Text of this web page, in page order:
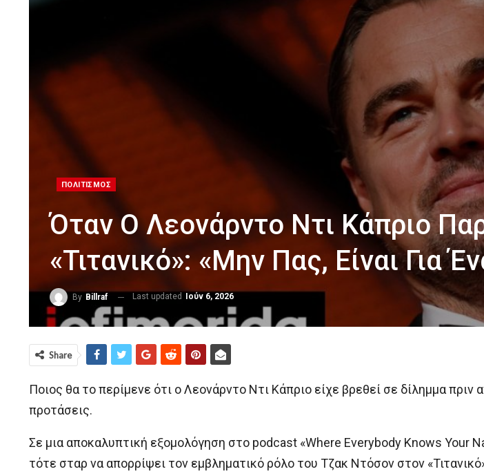
ΠΟΛΙΤΙΣΜΟΣ
Όταν Ο Λεονάρντο Ντι Κάπριο
«Τιτανικό»: «Μην Πας, Είναι Για
By Billraf Last updated Ιούν 6, 2026
Share
Ποιος θα το περίμενε ότι ο Λεονάρντο Ντι Κάπριο είχε βρεθεί σε δίλημμα
προτάσεις.
Σε μια αποκαλυπτική εξομολόγηση στο podcast «Where Everybody Knows Your
τότε σταρ να απορρίψει τον εμβληματικό ρόλο του Τζακ Ντόσον στον